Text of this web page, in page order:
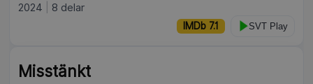
2024 8 delar
IMDb 7.1 SVT Play
Misstänkt